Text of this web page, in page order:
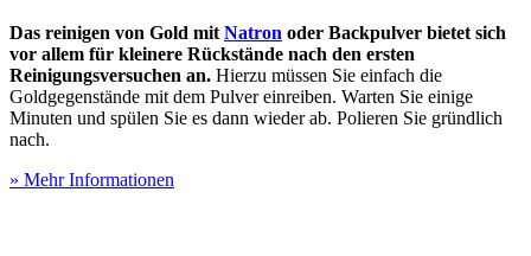
Das reinigen von Gold mit Natron oder Backpulver bietet sich
vor allem für kleinere Rückstände nach den ersten
Reinigungsversuchen an. Hierzu müssen Sie einfach die
Goldgegenstände mit dem Pulver einreiben. Warten Sie einige
Minuten und spülen Sie es dann wieder ab. Polieren Sie gründlich
nach.
» Mehr Informationen